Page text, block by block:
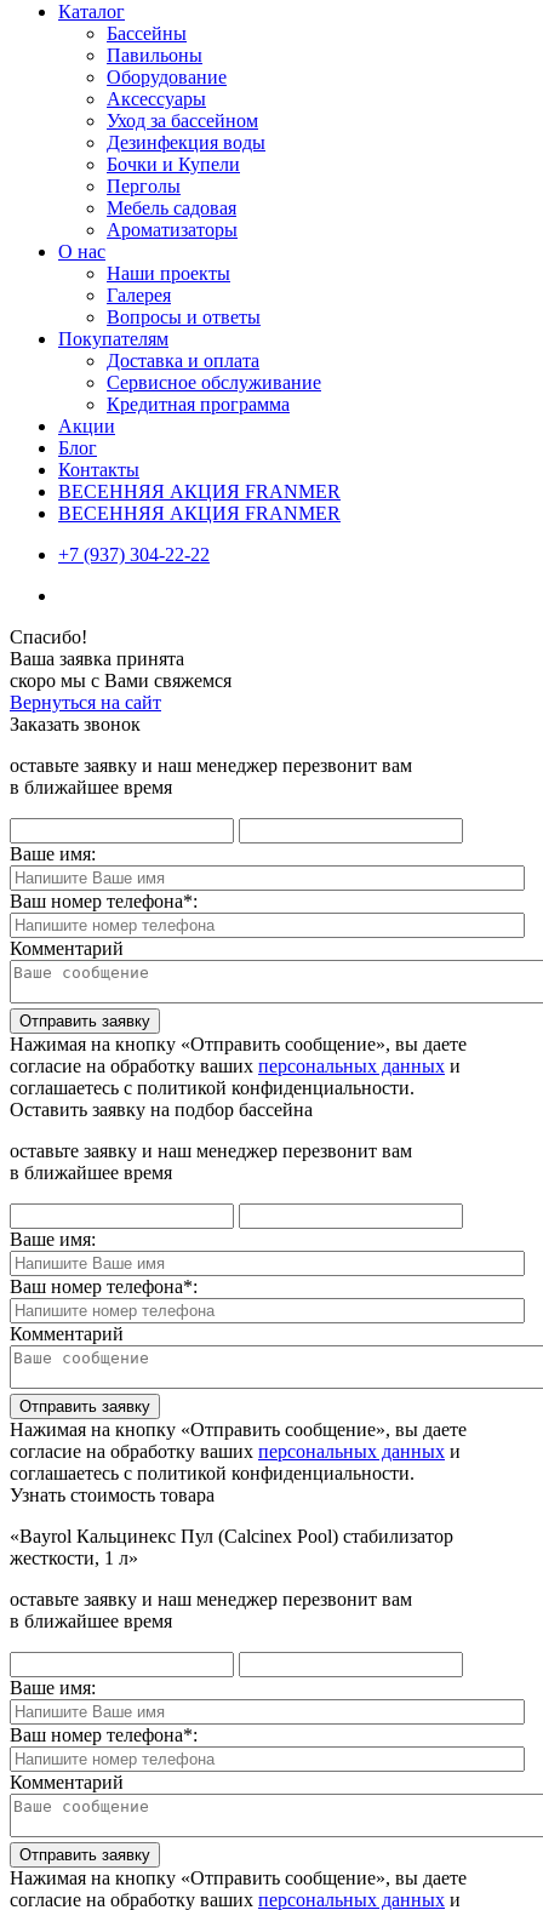
Каталог
Бассейны
Павильоны
Оборудование
Аксессуары
Уход за бассейном
Дезинфекция воды
Бочки и Купели
Перголы
Мебель садовая
Ароматизаторы
О нас
Наши проекты
Галерея
Вопросы и ответы
Покупателям
Доставка и оплата
Сервисное обслуживание
Кредитная программа
Акции
Блог
Контакты
ВЕСЕННЯЯ АКЦИЯ FRANMER
ВЕСЕННЯЯ АКЦИЯ FRANMER
+7 (937) 304-22-22
Спасибо!
Ваша заявка принята
скоро мы с Вами свяжемся
Вернуться на сайт
Заказать звонок
оставьте заявку и наш менеджер перезвонит вам
в ближайшее время
Ваше имя:
Ваш номер телефона*:
Комментарий
Отправить заявку
Нажимая на кнопку «Отправить сообщение», вы даете
согласие на обработку ваших персональных данных и
соглашаетесь с политикой конфиденциальности.
Оставить заявку на подбор бассейна
оставьте заявку и наш менеджер перезвонит вам
в ближайшее время
Ваше имя:
Ваш номер телефона*:
Комментарий
Отправить заявку
Нажимая на кнопку «Отправить сообщение», вы даете
согласие на обработку ваших персональных данных и
соглашаетесь с политикой конфиденциальности.
Узнать стоимость товара
«Bayrol Кальцинекс Пул (Calcinex Pool) стабилизатор
жесткости, 1 л»
оставьте заявку и наш менеджер перезвонит вам
в ближайшее время
Ваше имя:
Ваш номер телефона*:
Комментарий
Отправить заявку
Нажимая на кнопку «Отправить сообщение», вы даете
согласие на обработку ваших персональных данных и